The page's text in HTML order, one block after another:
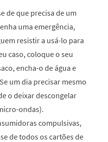
de que precisa de um
uma emergência,
resistir a usá-lo para
caso, coloque o seu
encha-o de água e
um dia precisar mesmo
o deixar descongelar
ondas).
compulsivas,
de todos os cartões de